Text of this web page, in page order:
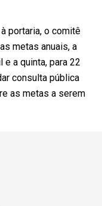
portaria, o comitê
metas anuais, a
e a quinta, para 22
consulta pública
as metas a serem